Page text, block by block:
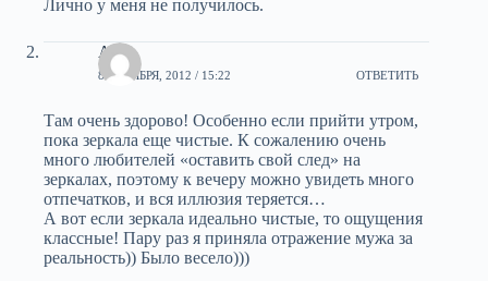
Лично у меня не получилось.
Аня
8 ОКТЯБРЯ, 2012 / 15:22 ОТВЕТИТЬ
Там очень здорово! Особенно если прийти утром,
пока зеркала еще чистые. К сожалению очень
много любителей «оставить свой след» на
зеркалах, поэтому к вечеру можно увидеть много
отпечатков, и вся иллюзия теряется…
А вот если зеркала идеально чистые, то ощущения
классные! Пару раз я приняла отражение мужа за
реальность)) Было весело)))